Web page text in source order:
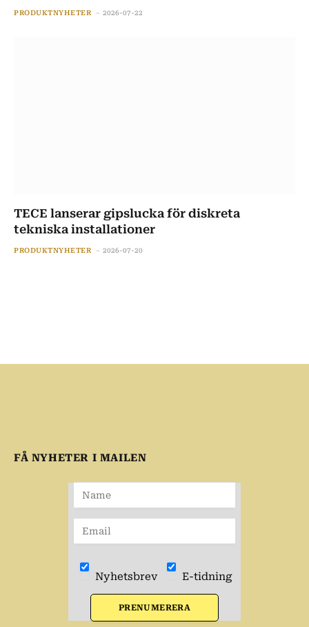
PRODUKTNYHETER 2026-07-22
TECE lanserar gipslucka för diskreta
tekniska installationer
PRODUKTNYHETER 2026-07-20
FÅ NYHETER I MAILEN
Nyhetsbrev E-tidning
PRENUMERERA